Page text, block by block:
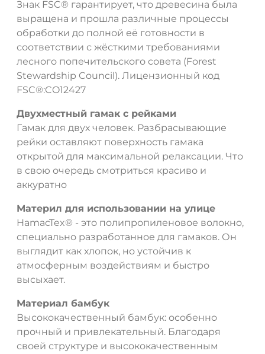
Знак FSC® гарантирует, что древесина была
выращена и прошла различные процессы
обработки до полной её готовности в
соответствии с жёсткими требованиями
лесного попечительского совета (Forest
Stewardship Council). Лицензионный код
FSC®:CO12427
Двухместный гамак с рейками
Гамак для двух человек. Разбрасывающие
рейки оставляют поверхность гамака
открытой для максимальной релаксации. Что
в свою очередь смотриться красиво и
аккуратно
Материл для использовании на улице
HamacTex® - это полипропиленовое волокно,
специально разработанное для гамаков. Он
выглядит как хлопок, но устойчив к
атмосферным воздействиям и быстро
высыхает.
Материал бамбук
Высококачественный бамбук: особенно
прочный и привлекательный. Благодаря
своей структуре и высококачественным
ДА НЕТ